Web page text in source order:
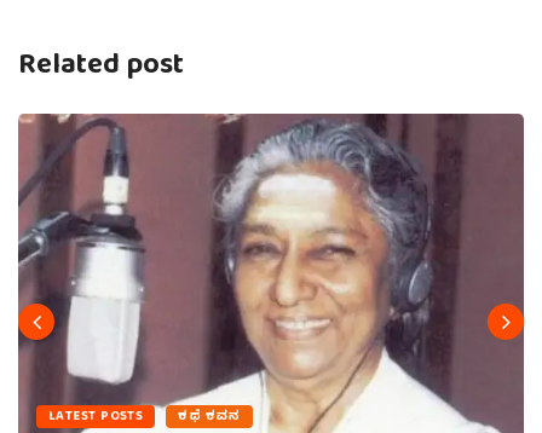
Related post
LATEST POSTS ಕಥೆ ಕವನ